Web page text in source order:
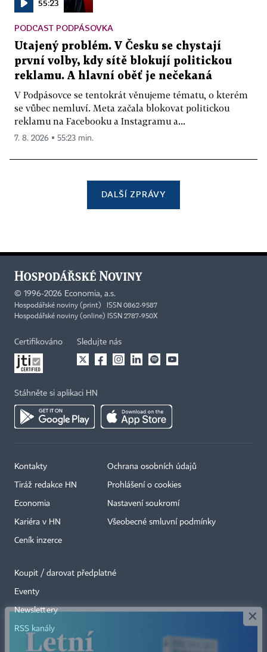
55:23
PODCAST PODPÁSOVKA
Utajený problém. V Česku se chystají
první volby, kdy sítě blokují politickou
reklamu. A hlavní oběť je nečekaná
V Podpásovce se tentokrát věnujeme tématu, o kterém
se vůbec nemluví. Meta začala blokovat politickou
reklamu na Facebooku a Instagramu a...
7. 8. 2026 ▪ 55:23 min.
DALŠÍ ZPRÁVY
© 1996-2026 Economia, a.s.
Hospodářské noviny (print) ISSN 0862-9587
Hospodářské noviny (online) ISSN 2787-950X
Certifikováno Sledujte nás
Stáhněte si aplikaci HN
Kontakty
Tiráž redakce HN
Economia
Kariéra v HN
Ceník inzerce
Ochrana osobních údajů
Prohlášení o cookies
Nastavení soukromí
Všeobecné smluvní podmínky
Koupit / darovat předplatné
Eventy
Newslettery
RSS kanály